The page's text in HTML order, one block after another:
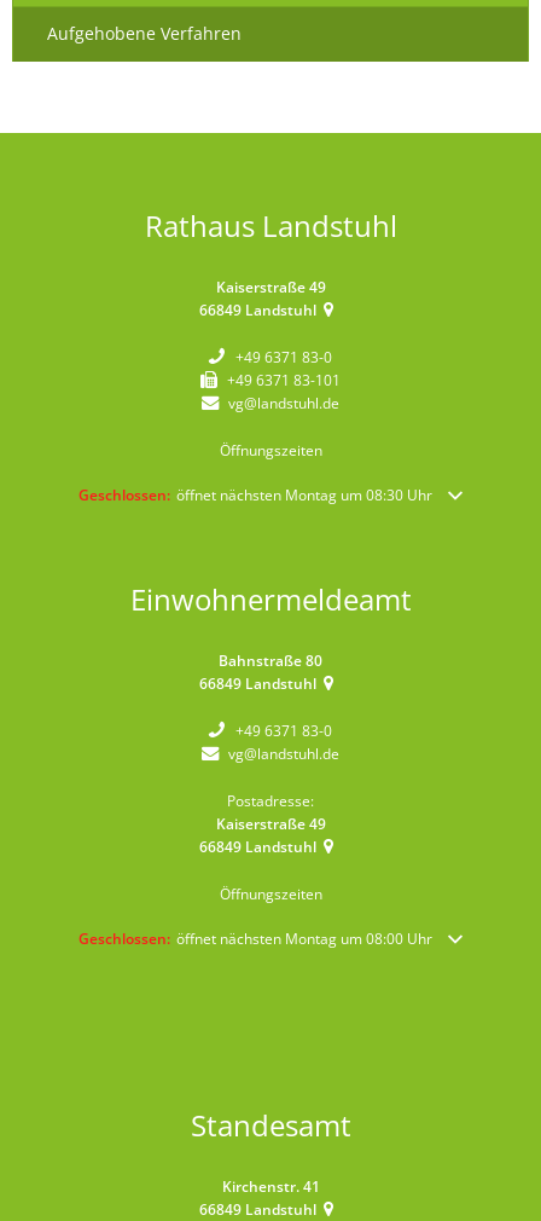
Aufgehobene Verfahren
Rathaus Landstuhl
Kaiserstraße 49
66849 Landstuhl
+49 6371 83-0
+49 6371 83-101
vg@landstuhl.de
Öffnungszeiten
Klicken, um weitere Öffnungs- oder Schließzeiten auszublenden
Geschlossen: öffnet nächsten Montag um 08:30 Uhr
Einwohnermeldeamt
Bahnstraße 80
66849 Landstuhl
+49 6371 83-0
vg@landstuhl.de
Postadresse:
Kaiserstraße 49
66849 Landstuhl
Öffnungszeiten
Klicken, um weitere Öffnungs- oder Schließzeiten auszublenden
Geschlossen: öffnet nächsten Montag um 08:00 Uhr
Standesamt
Kirchenstr. 41
66849 Landstuhl